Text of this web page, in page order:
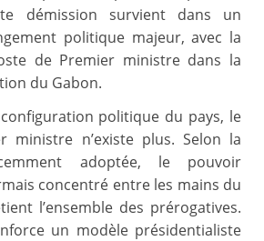
démission survient dans un
politique majeur, avec la
de Premier ministre dans la
du Gabon.
politique du pays, le
ministre n’existe plus. Selon la
adoptée, le pouvoir
concentré entre les mains du
l’ensemble des prérogatives.
un modèle présidentialiste